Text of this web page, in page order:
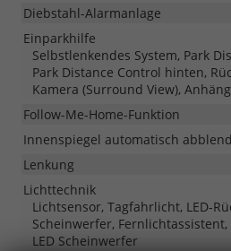
Diebstahl-Alarmanlage
Einparkhilfe
Selbstlenkendes System, Park
Park Distance Control hinten,
Kamera (Surround View),
Follow-Me-Home-Funktion
Innenspiegel automatisch
Lenkung
Lichttechnik
Lichtsensor, Tagfahrlicht, LED-
Scheinwerfer, Fernlichtassistent,
LED Scheinwerfer